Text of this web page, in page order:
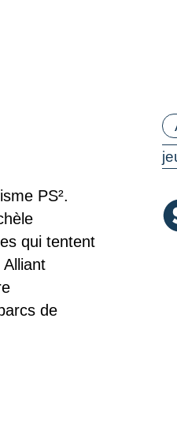
PS².
qui tentent
de